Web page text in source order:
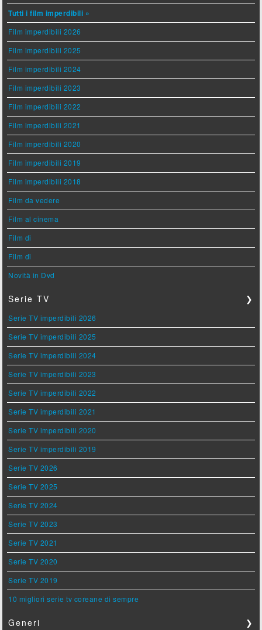
Tutti i film imperdibili »
Film imperdibili 2026
Film imperdibili 2025
Film imperdibili 2024
Film imperdibili 2023
Film imperdibili 2022
Film imperdibili 2021
Film imperdibili 2020
Film imperdibili 2019
Film imperdibili 2018
Film da vedere
Film al cinema
Film di
Film di
Novità in Dvd
Serie TV ❯
Serie TV imperdibili 2026
Serie TV imperdibili 2025
Serie TV imperdibili 2024
Serie TV imperdibili 2023
Serie TV imperdibili 2022
Serie TV imperdibili 2021
Serie TV imperdibili 2020
Serie TV imperdibili 2019
Serie TV 2026
Serie TV 2025
Serie TV 2024
Serie TV 2023
Serie TV 2021
Serie TV 2020
Serie TV 2019
10 migliori serie tv coreane di sempre
Generi ❯